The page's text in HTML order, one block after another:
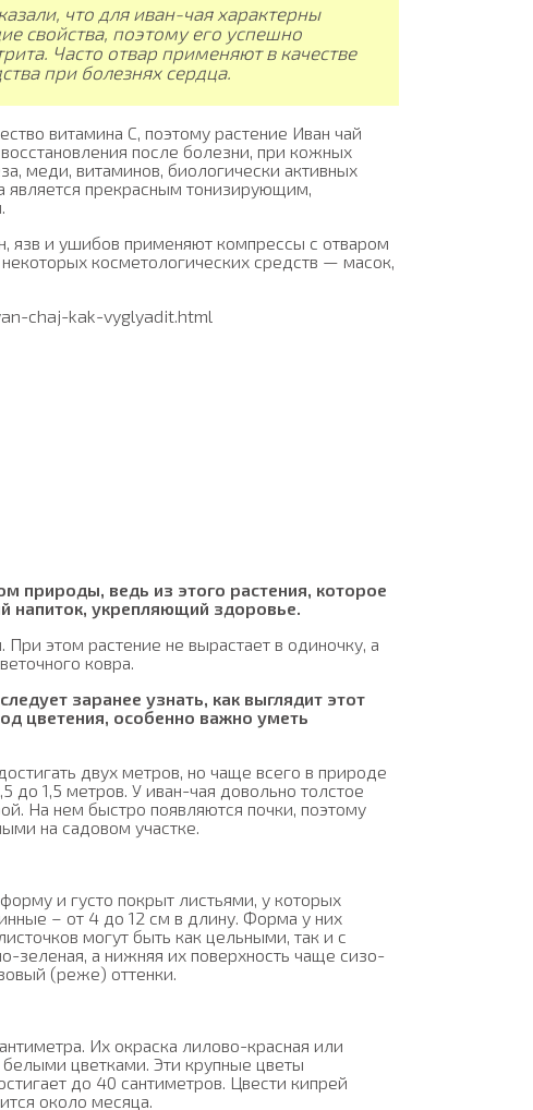
что для иван-чая характерны
свойства, поэтому его успешно
Часто отвар применяют в качестве
при болезнях сердца.
витамина C, поэтому растение Иван чай
после болезни, при кожных
меди, витаминов, биологически активных
является прекрасным тонизирующим,
язв и ушибов применяют компрессы с отваром
косметологических средств — масок,
chaj-kak-vyglyadit.html
природы, ведь из этого растения, которое
напиток, укрепляющий здоровье.
этом растение не вырастает в одиночку, а
ковра.
заранее узнать, как выглядит этот
цветения, особенно важно уметь
двух метров, но чаще всего в природе
до 1,5 метров. У иван-чая довольно толстое
На нем быстро появляются почки, поэтому
на садовом участке.
и густо покрыт листьями, у которых
– от 4 до 12 см в длину. Форма у них
могут быть как цельными, так и с
зеленая, а нижняя их поверхность чаще сизо-
(реже) оттенки.
Их окраска лилово-красная или
цветками. Эти крупные цветы
до 40 сантиметров. Цвести кипрей
около месяца.